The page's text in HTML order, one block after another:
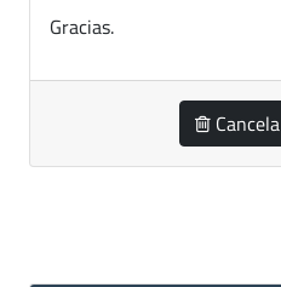
Gracias.
Cancela